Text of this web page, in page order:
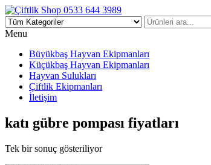
Çiftlik Shop 0533 644 3989
Menu
Büyükbaş Hayvan Ekipmanları
Küçükbaş Hayvan Ekipmanları
Hayvan Sulukları
Çiftlik Ekipmanları
İletişim
katı gübre pompası fiyatları
Tek bir sonuç gösteriliyor